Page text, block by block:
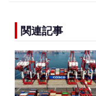
関連記事